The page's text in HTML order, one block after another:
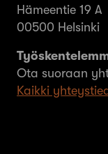
Hämeentie 19 A
00500 Helsinki
Ota suoraan
Kaikki